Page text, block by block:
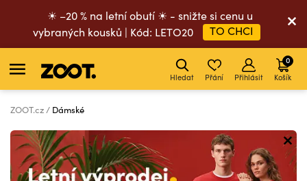
☀ –20 % na letní obutí ☀ - snižte si cenu u
vybraných kousků | Kód: LETO20
TO CHCI
Hledat Přání Přihlásit Košík
0
ZOOT.cz Dámské